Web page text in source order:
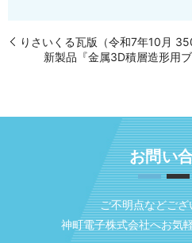
りさいくる瓦版（令和7年10月
新製品『金属3D積層造形用
お問い
ご不明点などご
神町電子株式会社へお気